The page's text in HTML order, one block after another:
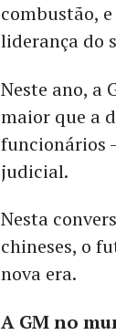
combustão,
liderança do
Neste ano, a
maior que a
funcionários
judicial.
Nesta
chineses, o
nova era.
A GM no